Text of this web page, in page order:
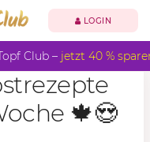
LOGIN
Club – jetzt 40 %
🍁😍